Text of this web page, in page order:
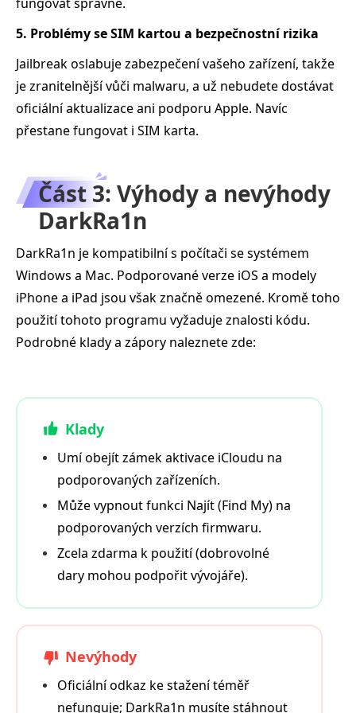
5. Problémy se SIM kartou a bezpečnostní rizika
Jailbreak oslabuje zabezpečení vašeho zařízení, takže
je zranitelnější vůči malwaru, a už nebudete dostávat
oficiální aktualizace ani podporu Apple. Navíc
přestane fungovat i SIM karta.
Část 3: Výhody a nevýhody
DarkRa1n
DarkRa1n je kompatibilní s počítači se systémem
Windows a Mac. Podporované verze iOS a modely
iPhone a iPad jsou však značně omezené. Kromě toho
použití tohoto programu vyžaduje znalosti kódu.
Podrobné klady a zápory naleznete zde:
Klady
Umí obejít zámek aktivace iCloudu na
podporovaných zařízeních.
Může vypnout funkci Najít (Find My) na
podporovaných verzích firmwaru.
Zcela zdarma k použití (dobrovolné
dary mohou podpořit vývojáře).
Nevýhody
Oficiální odkaz ke stažení téměř
nefunguje; DarkRa1n musíte stáhnout